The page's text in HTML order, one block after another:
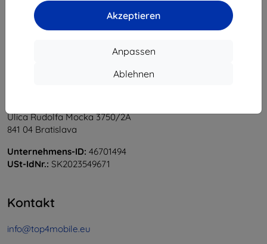
Akzeptieren
Anpassen
Ablehnen
1
Ulica Rudolfa Mocka 3750/2A
841 04 Bratislava
Unternehmens-ID: 46701494
USt-IdNr.: SK2023549671
Kontakt
info@top4mobile.eu